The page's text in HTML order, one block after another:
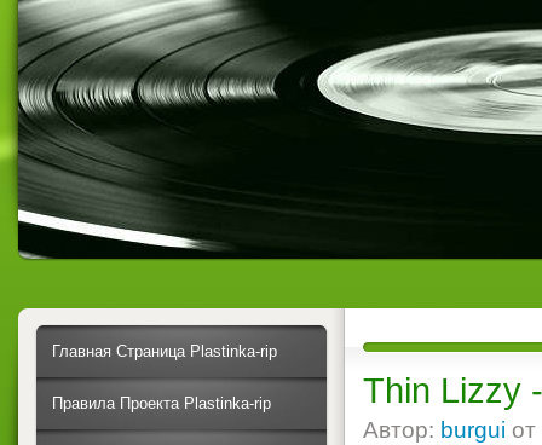
Thin Lizzy
Автор: burgui от
Главная Страница Plastinka-rip
Правила Проекта Plastinka-rip